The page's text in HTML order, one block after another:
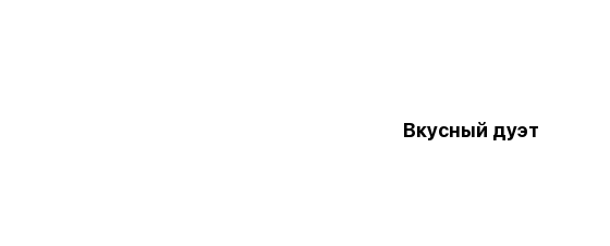
Вкусный дуэт